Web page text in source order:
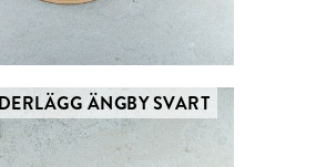
ÄNGBY SVART